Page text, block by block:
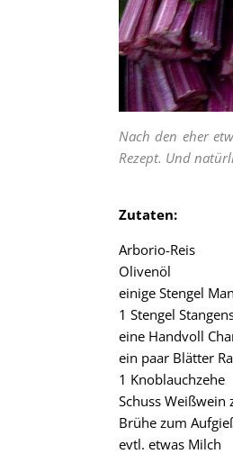
Nach den eher
Rezept. Und
Zutaten:
Arborio-Reis
Olivenöl
einige Stengel
1 Stengel
eine Handvoll
ein paar Blätter
1 Knoblauchzehe
Schuss Weißwein
Brühe zum
evtl. etwas Milch